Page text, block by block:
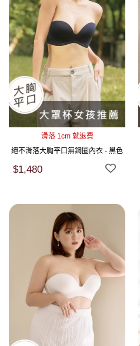
滑落 1cm 就退費
絕不滑落大胸平口無鋼圈內衣 - 黑色
$1,480